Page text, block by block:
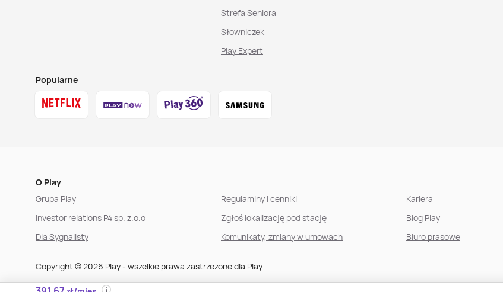
Strefa Seniora
Słowniczek
Play Expert
Popularne
O Play
Grupa Play
Investor relations P4 sp. z.o.o
Dla Sygnalisty
Regulaminy i cenniki
Zgłoś lokalizację pod stację
Komunikaty, zmiany w umowach
Kariera
Blog Play
Biuro prasowe
Copyright © 2026 Play - wszelkie prawa zastrzeżone dla Play